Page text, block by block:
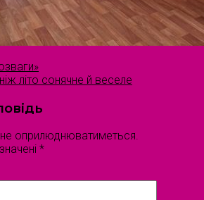
літо сонячне й веселе
оприлюднюватиметься.
*